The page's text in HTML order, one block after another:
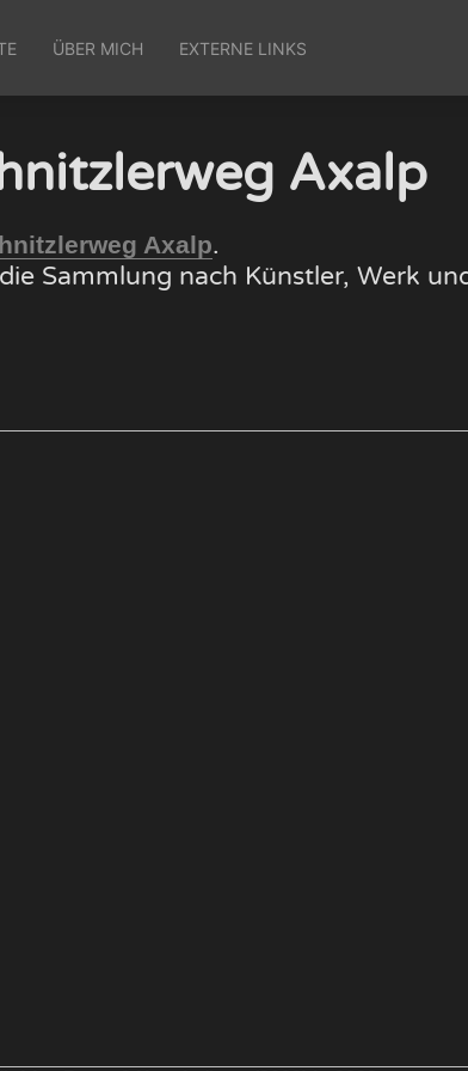
ÜBER MICH EXTERNE LINKS
Axalp
Axalp.
Sammlung nach Künstler, Werk